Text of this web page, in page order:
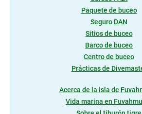
Paquete de buceo
Seguro DAN
Sitios de buceo
Barco de buceo
Centro de buceo
Prácticas de
Acerca de la isla de
Vida marina en